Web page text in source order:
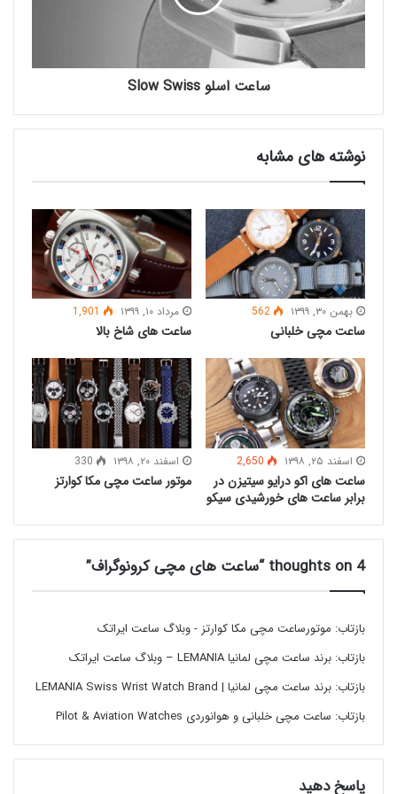
۱/۲۰ و ۱/۶۰ ثانیه برای اندازه گیری فواصل زمانی برخورداند. در
مدل های پیشرفته امروزی ساعت های مچی کرونوگراف در
انواع مختلف دقت برای دقیقه ها نیز طراحی می گردند.
این امکانات و پیچیدگی های در ساعت های مچی به لطف
گرچه قیمت این گونه ساعت ها نسبت به مدل های معمولی
بالاتر است.مدل های پیشرفته ساعت های مچی نظامیامروزه
از موتورهای تمام طلای اتوماتیک و کرونوگراف بهره می برند و
نتیجه تولید ساعت های بی بدیل و بدون تاریخ مصرف با
دقت بالا است.
انواع ساعت های کرونوگراف:
ساعت های مچی کرونوگراف در دقت های گوناگون تولید و
ساعت اسلو Slow Swiss
نوشته های مشابه
بهمن ۳۰, ۱۳۹۹ 562
ساعت‌ مچی خلبانی
مرداد ۱۰, ۱۳۹۹ 1,901
ساعت های شاخ بالا
اسفند ۲۵, ۱۳۹۸ 2,650
ساعت های اکو درایو سیتیزن در
برابر ساعت های خورشیدی سیکو
اسفند ۲۰, ۱۳۹۸ 330
موتور ساعت مچی مکا کوارتز
4 thoughts on “ساعت های مچی کرونوگراف”
بازتاب: موتورساعت مچی مکا کوارتز - وبلاگ ساعت ایراتک
بازتاب: برند ساعت مچی لمانیا LEMANIA – وبلاگ ساعت ایراتک
بازتاب: برند ساعت مچی لمانیا | LEMANIA Swiss Wrist Watch Brand
بازتاب: ساعت مچی خلبانی و هوانوردی Pilot & Aviation Watches
پاسخ دهید